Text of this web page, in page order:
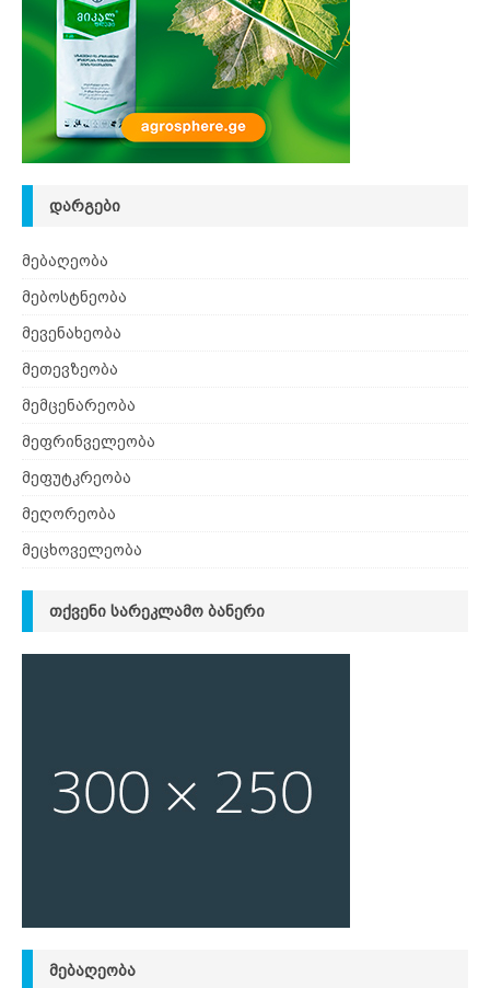
ᲓᲐᲠᲒᲔᲑᲘ
მებაღეობა
მებოსტნეობა
მევენახეობა
მეთევზეობა
მემცენარეობა
მეფრინველეობა
მეფუტკრეობა
მეღორეობა
მეცხოველეობა
ᲗᲥᲕᲔᲜᲘ ᲡᲐᲠᲔᲙᲚᲐᲛᲝ ᲑᲐᲜᲔᲠᲘ
ᲛᲔᲑᲐᲦᲔᲝᲑᲐ